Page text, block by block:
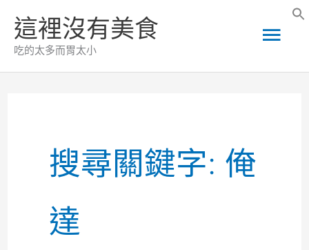
這裡沒有美食
吃的太多而胃太小
主
要
搜尋關鍵字: 俺
達